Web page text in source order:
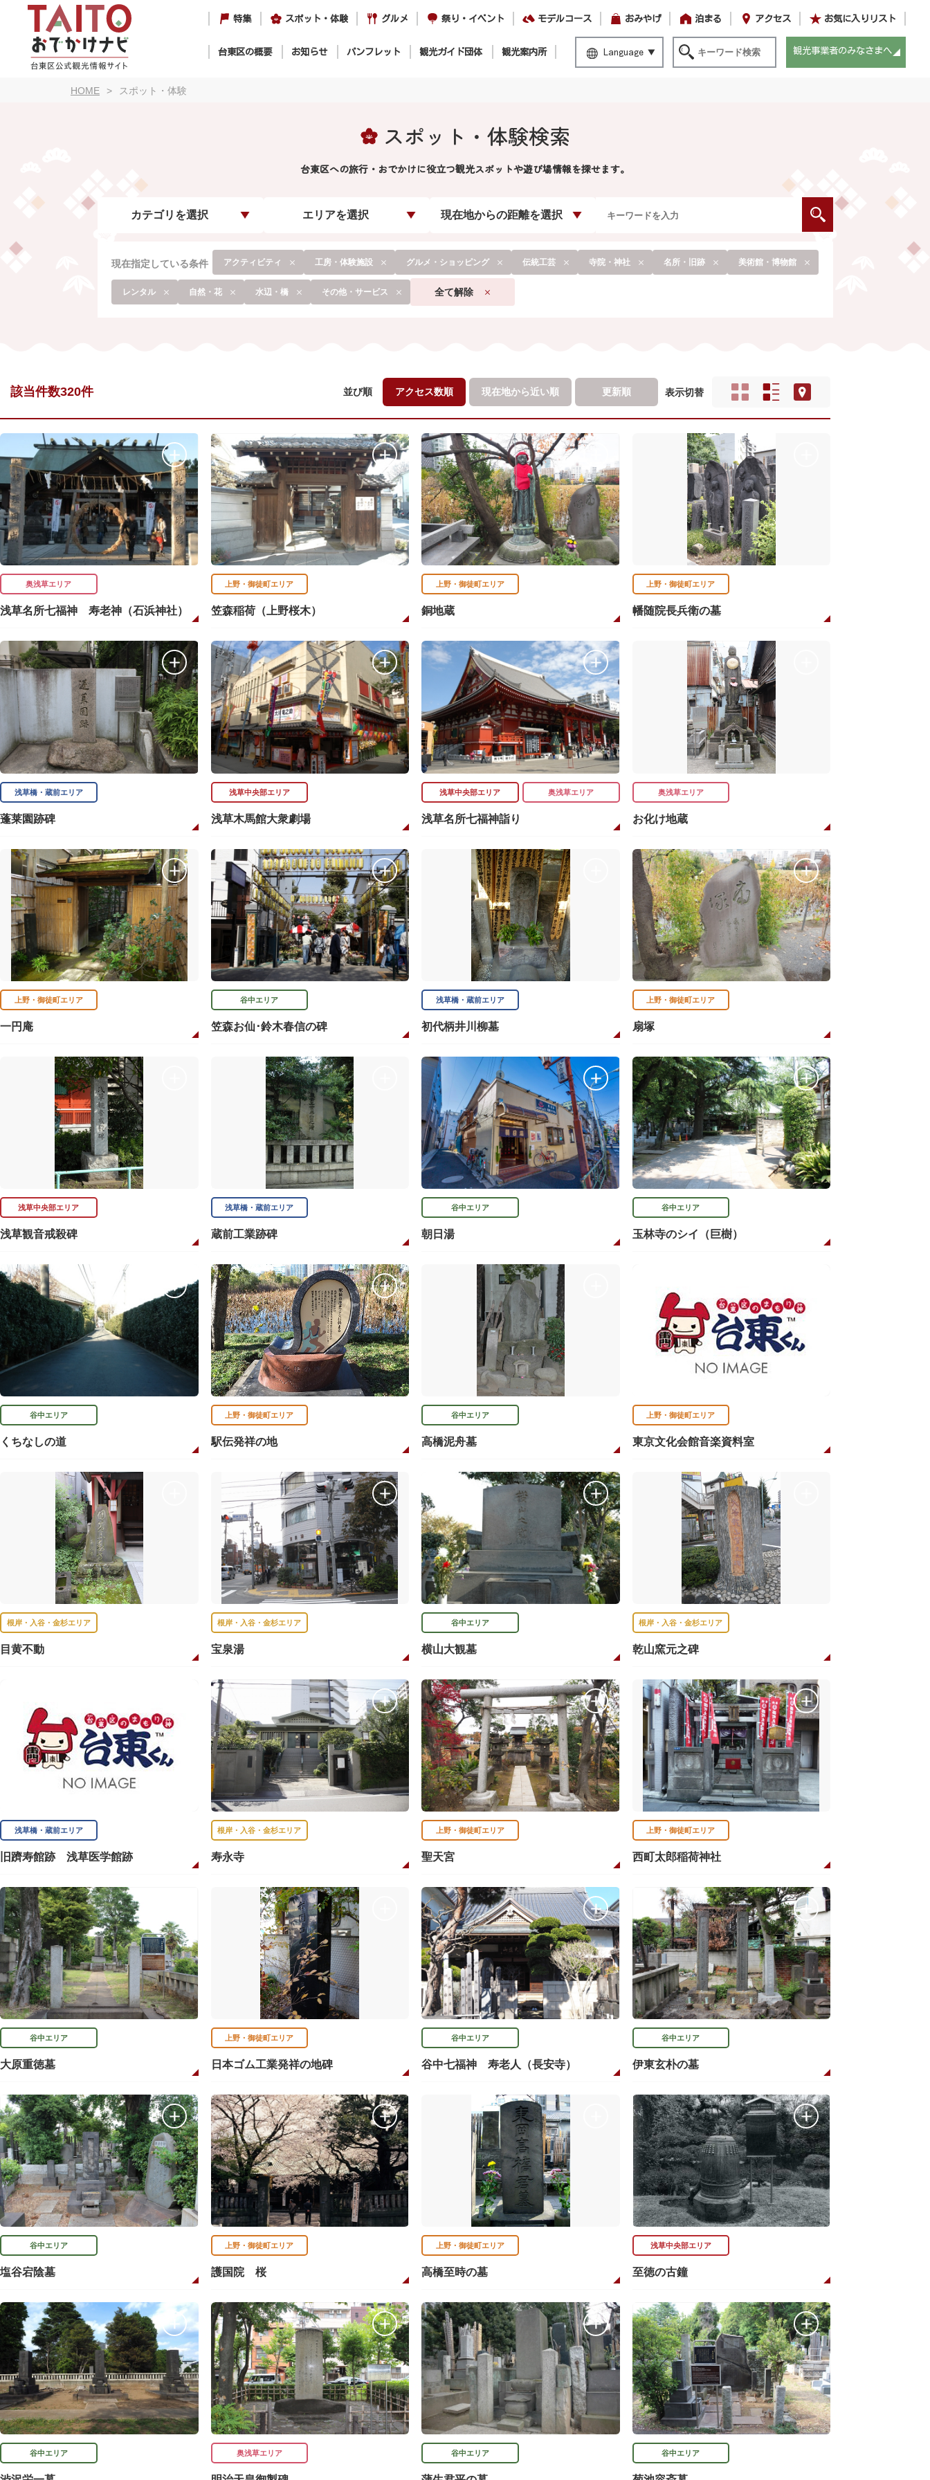
特集 スポット・体験 グルメ 祭り・イベント モデルコース おみやげ 泊まる アクセス お気に入りリスト
台東区の概要 お知らせ パンフレット 観光ガイド団体 観光案内所 Language 観光事業者のみなさまへ
HOME スポット・体験
スポット・体験検索
台東区への旅行・おでかけに役立つ観光スポットや遊び場情報を探せます。
カテゴリを選択 エリアを選択 現在地からの距離を選択
現在指定している条件 アクティビティ 工房・体験施設 グルメ・ショッピング 伝統工芸 寺院・神社 名所・旧跡 美術館・博物館
レンタル 自然・花 水辺・橋 その他・サービス 全て解除
該当件数320件 並び順 アクセス数順 現在地から近い順 更新順 表示切替
奥浅草エリア
浅草名所七福神 寿老神（石浜神社）
上野・御徒町エリア
笠森稲荷（上野桜木）
上野・御徒町エリア
銅地蔵
上野・御徒町エリア
幡随院長兵衛の墓
浅草橋・蔵前エリア
蓬莱園跡碑
浅草中央部エリア
浅草木馬館大衆劇場
浅草中央部エリア 奥浅草エリア
浅草名所七福神詣り
奥浅草エリア
お化け地蔵
上野・御徒町エリア
一円庵
谷中エリア
笠森お仙･鈴木春信の碑
浅草橋・蔵前エリア
初代柄井川柳墓
上野・御徒町エリア
扇塚
浅草中央部エリア
浅草観音戒殺碑
浅草橋・蔵前エリア
蔵前工業跡碑
谷中エリア
朝日湯
谷中エリア
玉林寺のシイ（巨樹）
谷中エリア
くちなしの道
上野・御徒町エリア
駅伝発祥の地
谷中エリア
高橋泥舟墓
上野・御徒町エリア
東京文化会館音楽資料室
根岸・入谷・金杉エリア
目黄不動
根岸・入谷・金杉エリア
宝泉湯
谷中エリア
横山大観墓
根岸・入谷・金杉エリア
乾山窯元之碑
浅草橋・蔵前エリア
旧躋寿館跡 浅草医学館跡
根岸・入谷・金杉エリア
寿永寺
上野・御徒町エリア
聖天宮
上野・御徒町エリア
西町太郎稲荷神社
谷中エリア
大原重徳墓
上野・御徒町エリア
日本ゴム工業発祥の地碑
谷中エリア
谷中七福神 寿老人（長安寺）
谷中エリア
伊東玄朴の墓
谷中エリア
塩谷宕陰墓
上野・御徒町エリア
護国院 桜
上野・御徒町エリア
高橋至時の墓
浅草中央部エリア
至徳の古鐘
谷中エリア 奥浅草エリア 谷中エリア 谷中エリア